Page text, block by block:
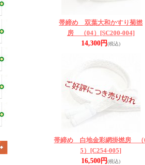
帯締め 双葉大和かすり菊撚
房 （04） [SC200-004]
14,300円(税込)
帯締め 白地金彩網掛撚房 （
5） [C254-005]
16,500円(税込)